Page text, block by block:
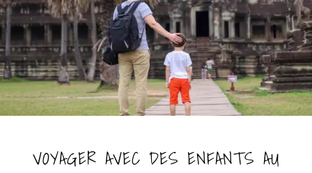
VOYAGER AVEC DES ENFANTS AU